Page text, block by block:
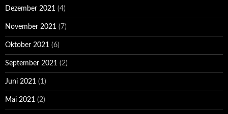
Dezember 2021 (4)
November 2021 (7)
Oktober 2021 (6)
September 2021 (2)
Juni 2021 (1)
Mai 2021 (2)